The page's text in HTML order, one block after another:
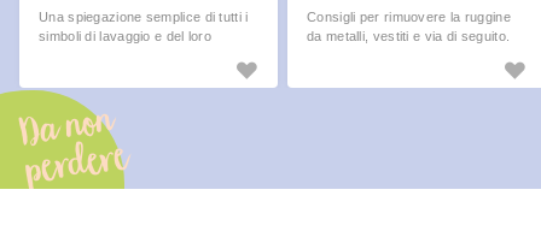
Una spiegazione semplice di tutti i
simboli di lavaggio e del loro
Consigli per rimuovere la ruggine
da metalli, vestiti e via di seguito.
Da non
perdere